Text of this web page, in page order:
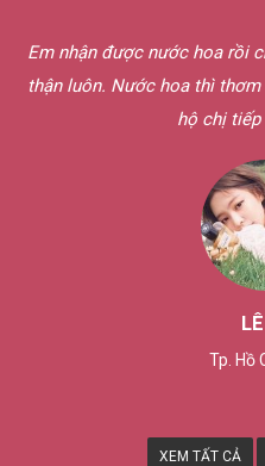
Em nhận được nước hoa rồi
thận luôn. Nước hoa thì
hộ chị tiếp
Tp. Hồ
XEM TẤT CẢ